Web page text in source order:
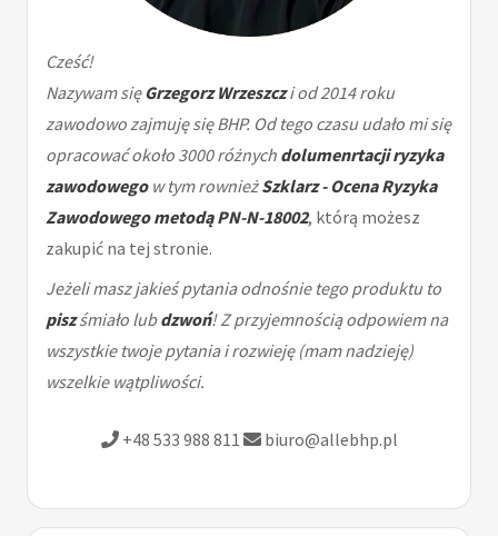
Cześć!
Nazywam sięGrzegorz Wrzeszczi od 2014 roku
zawodowo zajmuję się BHP. Od tego czasu udało mi się
opracować około 3000 różnych dolumenrtacji ryzyka
zawodowegow tym rownieżSzklarz - Ocena Ryzyka
Zawodowego metodą PN-N-18002, którą możesz
zakupić na tej stronie.
Jeżeli masz jakieś pytania odnośnie tego produktu to
piszśmiało lubdzwoń! Z przyjemnością odpowiem na
wszystkie twoje pytania i rozwieję (mam nadzieję)
wszelkie wątpliwości.
+48 533 988 811 biuro@allebhp.pl